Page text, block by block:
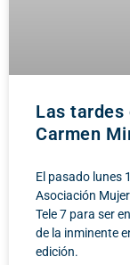
Las tardes
Carmen
El pasado lunes
Asociación
Tele 7 para ser
de la inminente
edición.